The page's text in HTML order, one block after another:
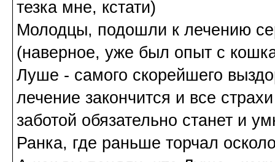
тезка мне, кстати)
Молодцы, подошли к лечению
(наверное, уже был опыт с
Луше - самого скорейшего
лечение закончится и все
заботой обязательно станет и
Ранка, где раньше торчал